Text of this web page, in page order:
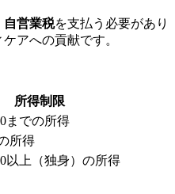
自営業税を支払う必要があり
アへの貢献です。
所得制限
までの所得
所得
以上（独身）の所得